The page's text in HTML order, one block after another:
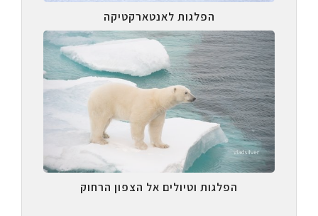
הפלגות לאנטארקטיקה
הפלגות וטיולים אל הצפון הרחוק